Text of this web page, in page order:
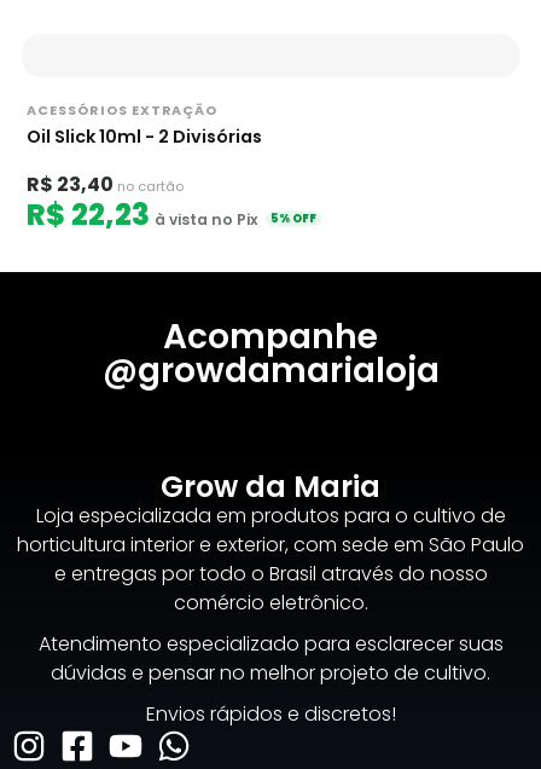
ACESSÓRIOS EXTRAÇÃO
Oil Slick 10ml - 2 Divisórias
R$ 23,40 no cartão
R$ 22,23 à vista no Pix 5% OFF
Acompanhe
@growdamarialoja
Grow da Maria
Loja especializada em produtos para o cultivo de
horticultura interior e exterior, com sede em São Paulo
e entregas por todo o Brasil através do nosso
comércio eletrônico.
Atendimento especializado para esclarecer suas
dúvidas e pensar no melhor projeto de cultivo.
Envios rápidos e discretos!